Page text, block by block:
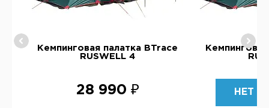
Кемпинговая палатка BTrace
RUSWELL 4
28 990 ₽ НЕТ В